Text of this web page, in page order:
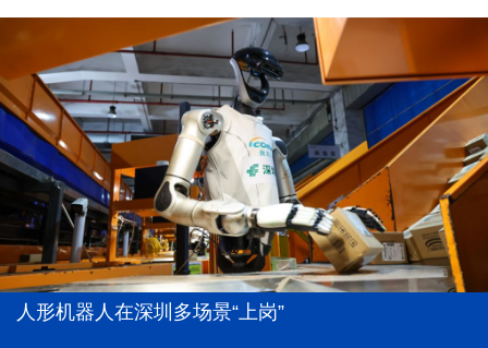
人形机器人在深圳多场景“上岗”